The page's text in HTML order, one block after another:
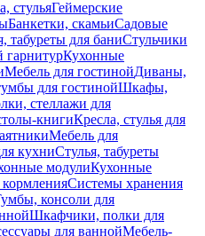
стульяГеймерские
Банкетки, скамьиСадовые
табуреты для баниСтульчики
гарнитурКухонные
Мебель для гостинойДиваны,
для гостинойШкафы,
стеллажи для
книгиКресла, стулья для
Мебель для
кухниСтулья, табуреты
модулиКухонные
Системы хранения
консоли для
Шкафчики, полки для
для ваннойМебель-